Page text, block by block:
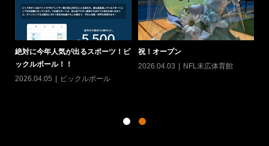
絶対に今年人気が出るスポーツ！ピ
ックルボール！！
2026.04.05
ピックルボール
祝！オープン
2026.04.03
NFL末広体育館